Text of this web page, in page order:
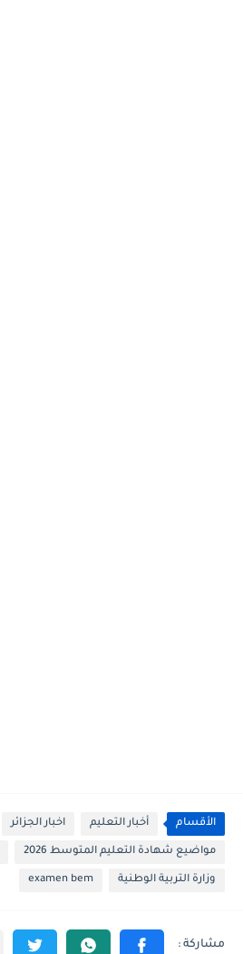
الأقسام أخبار التعليم اخبار الجزائر
مواضيع شهادة التعليم المتوسط 2026
وزارة التربية الوطنية examen bem